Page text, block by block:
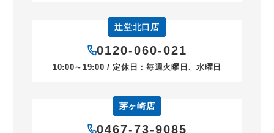
辻堂北口店
0120-060-021
10:00～19:00 / 定休日：毎週火曜日、水曜日
茅ヶ崎店
0467-73-9085